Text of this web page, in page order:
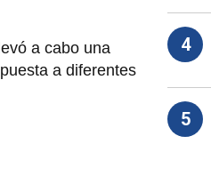
llevó a cabo una
a diferentes
4
5